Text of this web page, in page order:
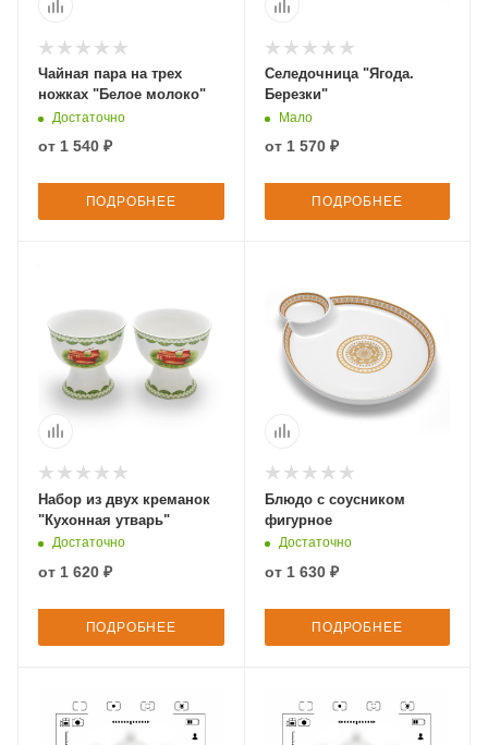
Чайная пара на трех
ножках "Белое молоко"
Достаточно
от 1 540 ₽
ПОДРОБНЕЕ
Селедочница "Ягода.
Березки"
Мало
от 1 570 ₽
ПОДРОБНЕЕ
Набор из двух креманок
"Кухонная утварь"
Достаточно
от 1 620 ₽
ПОДРОБНЕЕ
Блюдо с соусником
фигурное
Достаточно
от 1 630 ₽
ПОДРОБНЕЕ